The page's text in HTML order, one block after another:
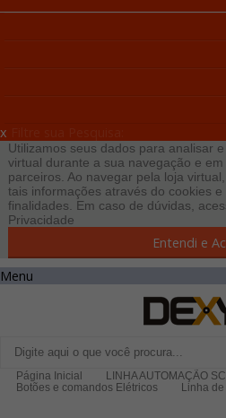
x
Utilizamos seus dados para analisar
virtual durante a sua navegação e
parceiros. Ao navegar pela loja
tais informações através do cookies
finalidades. Em caso de dúvidas,
Privacidade
Entendi e
Menu
Página Inicial
LINHA AUTOMAÇÃO
Botões e comandos Elétricos
Linha